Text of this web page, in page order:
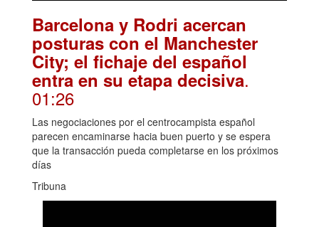
Barcelona y Rodri acercan
posturas con el Manchester
City; el fichaje del español
entra en su etapa decisiva.
01:26
Las negociaciones por el centrocampista español
parecen encaminarse hacia buen puerto y se espera
que la transacción pueda completarse en los próximos
días
Tribuna